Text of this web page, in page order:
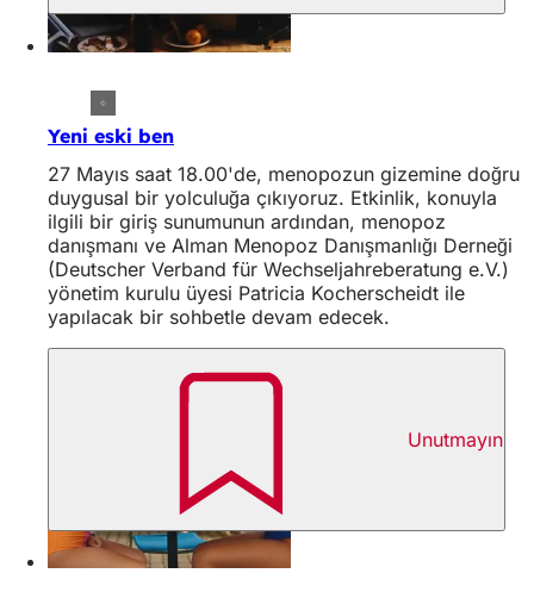
Yeni eski ben
27 Mayıs saat 18.00'de, menopozun gizemine doğru
duygusal bir yolculuğa çıkıyoruz. Etkinlik, konuyla
ilgili bir giriş sunumunun ardından, menopoz
danışmanı ve Alman Menopoz Danışmanlığı Derneği
(Deutscher Verband für Wechseljahreberatung e.V.)
yönetim kurulu üyesi Patricia Kocherscheidt ile
yapılacak bir sohbetle devam edecek.
Unutmayın